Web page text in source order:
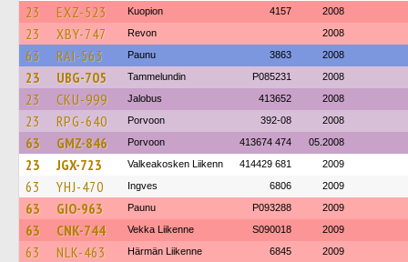
23 EXZ-523 Kuopion 4157 2008
23 XBY-747 Revon 2008
63 RAI-563 Paunu 3863 2008
23 UBG-705 Tammelundin P085231 2008
23 CKU-999 Jalobus 413652 2008
23 RPG-640 Porvoon 392-08 2008
63 GMZ-846 Porvoon 413674 474 05.2008
23 JGX-723 Valkeakosken Liikenn 414429 681 2009
63 YHJ-470 Ingves 6806 2009
63 GIO-963 Paunu P093288 2009
63 CNK-744 Vekka Liikenne S090018 2009
63 NLK-463 Härmän Liikenne 6845 2009